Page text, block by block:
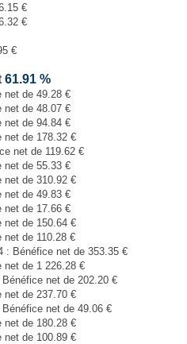
€
€
€
61.91 %
net de 49.28 €
net de 48.07 €
net de 94.84 €
net de 178.32 €
net de 119.62 €
net de 55.33 €
net de 310.92 €
net de 49.83 €
net de 17.66 €
net de 150.64 €
net de 110.28 €
: Bénéfice net de 353.35 €
net de 1 226.28 €
net de 202.20 €
net de 237.70 €
net de 49.06 €
net de 180.28 €
net de 100.89 €